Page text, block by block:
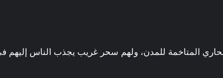
المتاخمة للمدن، ولهم سحر غريب يجذب الناس إليهم